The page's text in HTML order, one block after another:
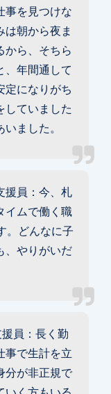
事を見つけな
朝から夜ま
から、そちら
、年間通して
定になりがち
していました
ました。
援員：今、札
イムで働く職
。どんなに子
、やりがいだ
員：長く勤
事で生計を立
分が非正規で